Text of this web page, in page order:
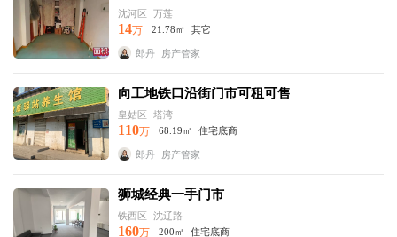
沈河区 万莲
14万 21.78㎡ 其它
郎丹 房产管家
向工地铁口沿街门市可租可售
皇姑区 塔湾
110万 68.19㎡ 住宅底商
郎丹 房产管家
狮城经典一手门市
铁西区 沈辽路
160万 200㎡ 住宅底商